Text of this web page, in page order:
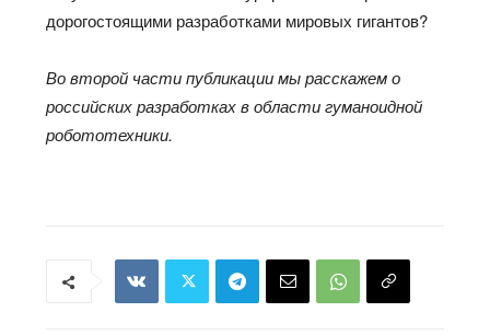
дорогостоящими разработками мировых гигантов?
Во второй части публикации мы расскажем о
российских разработках в области гуманоидной
робототехники.